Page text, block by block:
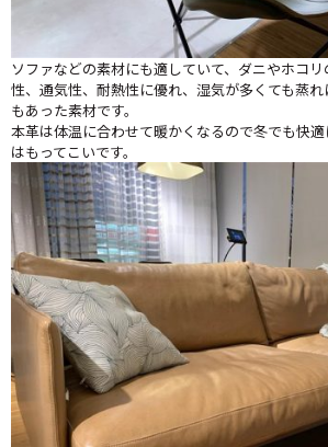
ソファなどの素材にも適していて、ダニやホコ
性、通気性、耐熱性に優れ、湿気が多くても蒸
もあった素材です。
本革は体温に合わせて暖かくなるので冬でも快
はもってこいです。